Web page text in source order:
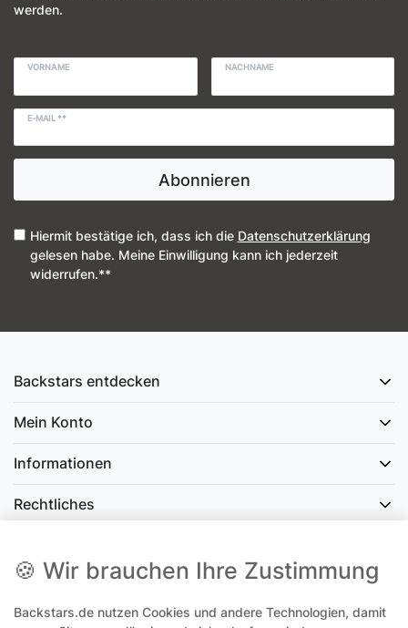
werden.
VORNAME NACHNAME
E-MAIL **
Abonnieren
Hiermit bestätige ich, dass ich die Daten­schutz­erklärung
gelesen habe. Meine Einwilligung kann ich jederzeit
widerrufen.**
Backstars entdecken
Mein Konto
Informationen
Rechtliches
office@backstars.de
🍪 Wir brauchen Ihre Zustimmung
Backstars.de nutzen Cookies und andere Technologien, damit